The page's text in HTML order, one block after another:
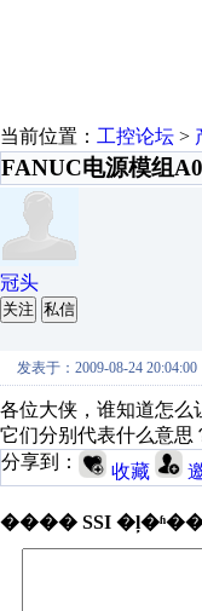
当前位置： 工控论坛 >
FANUC电源模组
冠头
关注 私信
发表于：2009-08-24 20:04:00
各位大侠，谁知道怎么
它们分别代表什么意思
分享到：
收藏
���� SSI